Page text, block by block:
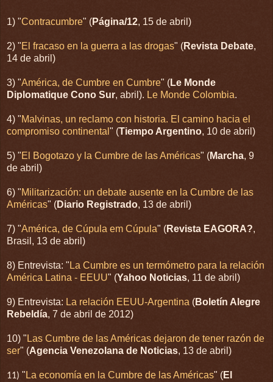
1) "Contracumbre" (Página/12, 15 de abril)
2) "El fracaso en la guerra a las drogas" (Revista Debate,
14 de abril)
3) "América, de Cumbre en Cumbre" (Le Monde
Diplomatique Cono Sur, abril). Le Monde Colombia.
4) "Malvinas, un reclamo con historia. El camino hacia el
compromiso continental " (Tiempo Argentino, 10 de abril)
5) "El Bogotazo y la Cumbre de las Américas" (Marcha, 9
de abril)
6) "Militarización: un debate ausente en la Cumbre de las
Américas" (Diario Registrado, 13 de abril)
7) "América, de Cúpula em Cúpula" (Revista EAGORA?,
Brasil, 13 de abril)
8) Entrevista: " La Cumbre es un termómetro para la relación
América Latina - EEUU" (Yahoo Noticias, 11 de abril)
9) Entrevista: La relación EEUU-Argentina (Boletín Alegre
Rebeldía, 7 de abril de 2012)
10) " Las Cumbre de las Américas dejaron de tener razón de
ser" (Agencia Venezolana de Noticias, 13 de abril)
11) " La economía en la Cumbre de las Américas" (El